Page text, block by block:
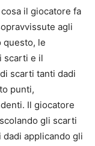
il giocatore fa
agli
questo, le
scarti e il
scarti tanti dadi
punti,
Il giocatore
gli scarti
dadi applicando gli